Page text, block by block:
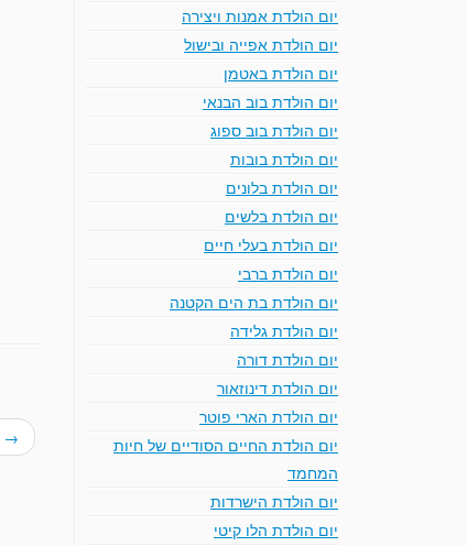
יום הולדת אמנות ויצירה
יום הולדת אפייה ובישול
יום הולדת באטמן
יום הולדת בוב הבנאי
יום הולדת בוב ספוג
יום הולדת בובות
יום הולדת בלונים
יום הולדת בלשים
יום הולדת בעלי חיים
יום הולדת ברבי
יום הולדת בת הים הקטנה
יום הולדת גלידה
יום הולדת דורה
יום הולדת דינוזאור
יום הולדת הארי פוטר
יום הולדת החיים הסודיים של חיות
המחמד
יום הולדת הישרדות
יום הולדת הלו קיטי
→